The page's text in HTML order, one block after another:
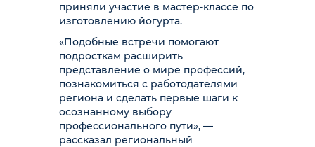
приняли участие в мастер-классе по
изготовлению йогурта.
«Подобные встречи помогают
подросткам расширить
представление о мире профессий,
познакомиться с работодателями
региона и сделать первые шаги к
осознанному выбору
профессионального пути», —
рассказал региональный